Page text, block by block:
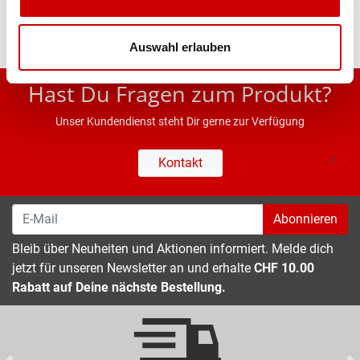
Auswahl erlauben
* UVP des Herstellers; Alle Preisangaben inkl. MwSt.
Hast Du Fragen zum Produkt?
Unser Kundendienst steht Dir gerne zur Verfügung
Kontakt
Abonnieren
Bleib über Neuheiten und Aktionen informiert. Melde dich
jetzt für unseren Newsletter an und erhalte CHF 10.00
Rabatt auf Deine nächste Bestellung.